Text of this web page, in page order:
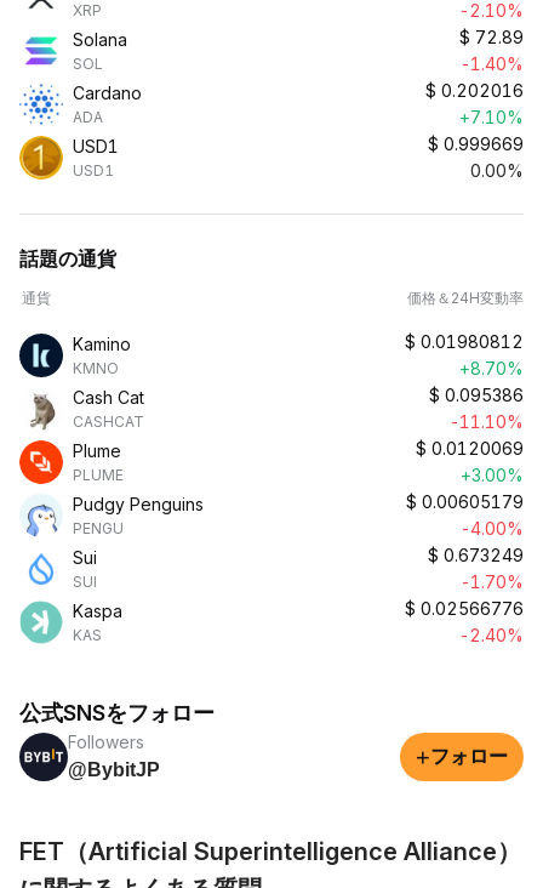
XRP
-2.10%
Solana
SOL
$ 72.89
-1.40%
Cardano
ADA
$ 0.202016
+7.10%
USD1
USD1
$ 0.999669
0.00%
話題の通貨
通貨 価格＆24H変動率
Kamino
KMNO
$ 0.01980812
+8.70%
Cash Cat
CASHCAT
$ 0.095386
-11.10%
Plume
PLUME
$ 0.0120069
+3.00%
Pudgy Penguins
PENGU
$ 0.00605179
-4.00%
Sui
SUI
$ 0.673249
-1.70%
Kaspa
KAS
$ 0.02566776
-2.40%
公式SNSをフォロー
Followers
@BybitJP
+フォロー
FET（Artificial Superintelligence Alliance）